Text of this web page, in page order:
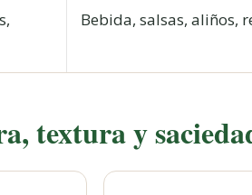
Bebida, salsas, aliños,
textura y